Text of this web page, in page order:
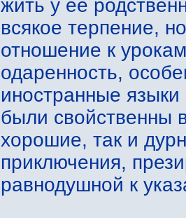
жить у ее
всякое терпение,
отношение к
одаренность,
иностранные
были свойственны
хорошие, так и
приключения,
равнодушной к